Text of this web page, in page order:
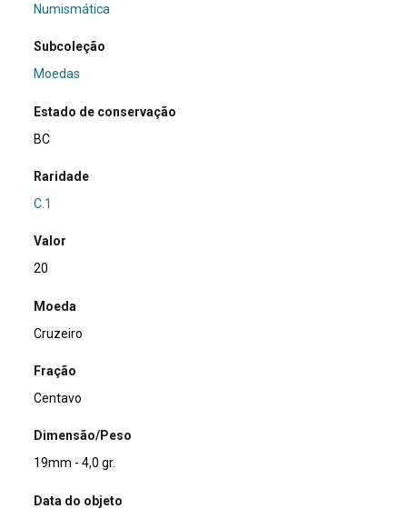
Numismática
Subcoleção
Moedas
Estado de conservação
BC
Raridade
C.1
Valor
20
Moeda
Cruzeiro
Fração
Centavo
Dimensão/Peso
19mm - 4,0 gr.
Data do objeto